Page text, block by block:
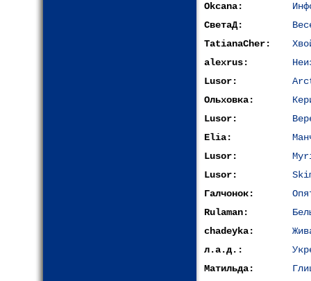
Okcana:
СветаД:
TatianaCher:
alexrus:
Lusor:
Ольховка:
Lusor:
Elia:
Lusor:
Lusor:
Галчонок:
Rulaman:
chadeyka:
л.а.д.:
Матильда: